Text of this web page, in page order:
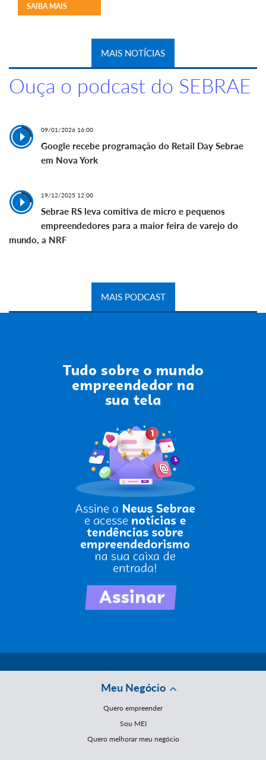
SAIBA MAIS
MAIS NOTÍCIAS
Ouça o podcast do SEBRAE
09/01/2026 16:00
Google recebe programação do Retail Day Sebrae
em Nova York
19/12/2025 12:00
Sebrae RS leva comitiva de micro e pequenos
empreendedores para a maior feira de varejo do
mundo, a NRF
MAIS PODCAST
Meu Negócio
Quero empreender
Sou MEI
Quero melhorar meu negócio